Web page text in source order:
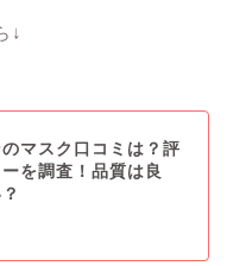
↓
マスク口コミは？評
を調査！品質は良